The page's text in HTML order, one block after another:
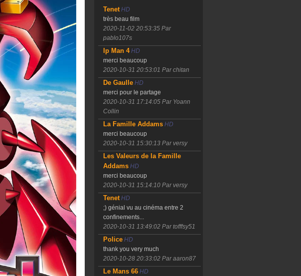
TenetHD
très beau film
2020-11-02 20:53:35 Par
pablo107s
Ip Man 4HD
merci beaucoup
2020-10-31 20:53:01 Par chitan
De GaulleHD
merci pour le partage
2020-10-31 17:14:05 Par Yoann
Collin
La Famille AddamsHD
merci beaucoup
2020-10-31 15:30:13 Par versy
Les Valeurs de la Famille
AddamsHD
merci beaucoup
2020-10-31 15:14:10 Par versy
TenetHD
;) génial vu au cinéma entre 2
confinements...
2020-10-31 13:49:02 Par tofffsy51
PoliceHD
thank you very much
2020-10-28 20:33:02 Par aaron87
Le Mans 66HD